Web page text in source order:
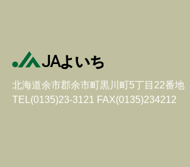
北海道余市郡余市町黒川町5丁目22番地
TEL(0135)23-3121 FAX(0135)234212